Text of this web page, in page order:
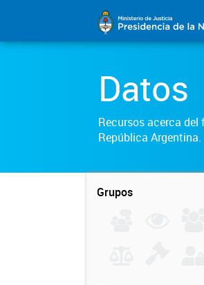
Datos
Recursos acerca
República Argentina.
Grupos